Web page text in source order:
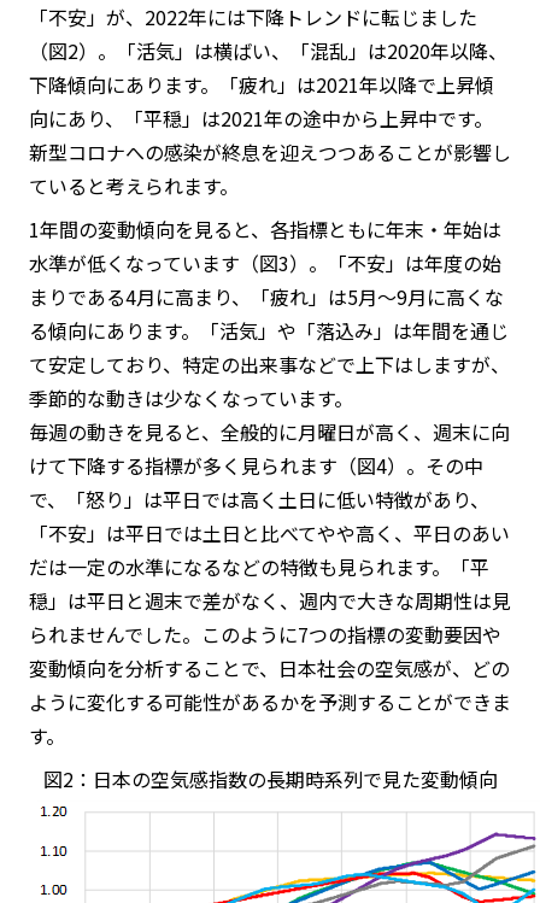
「不安」が、2022年には下降トレンドに転じました
（図2）。「活気」は横ばい、「混乱」は2020年以降、
下降傾向にあります。「疲れ」は2021年以降で上昇傾
向にあり、「平穏」は2021年の途中から上昇中です。
新型コロナへの感染が終息を迎えつつあることが影響し
ていると考えられます。
1年間の変動傾向を見ると、各指標ともに年末・年始は
水準が低くなっています（図3）。「不安」は年度の始
まりである4月に高まり、「疲れ」は5月～9月に高くな
る傾向にあります。「活気」や「落込み」は年間を通じ
て安定しており、特定の出来事などで上下はしますが、
季節的な動きは少なくなっています。
毎週の動きを見ると、全般的に月曜日が高く、週末に向
けて下降する指標が多く見られます（図4）。その中
で、「怒り」は平日では高く土日に低い特徴があり、
「不安」は平日では土日と比べてやや高く、平日のあい
だは一定の水準になるなどの特徴も見られます。「平
穏」は平日と週末で差がなく、週内で大きな周期性は見
られませんでした。このように7つの指標の変動要因や
変動傾向を分析することで、日本社会の空気感が、どの
ように変化する可能性があるかを予測することができま
す。
図2：日本の空気感指数の長期時系列で見た変動傾向